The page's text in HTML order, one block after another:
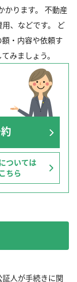
かります。 不動産
、などです。 ど
・内容や依頼す
みましょう。
ついては
こちら
人が手続きに関